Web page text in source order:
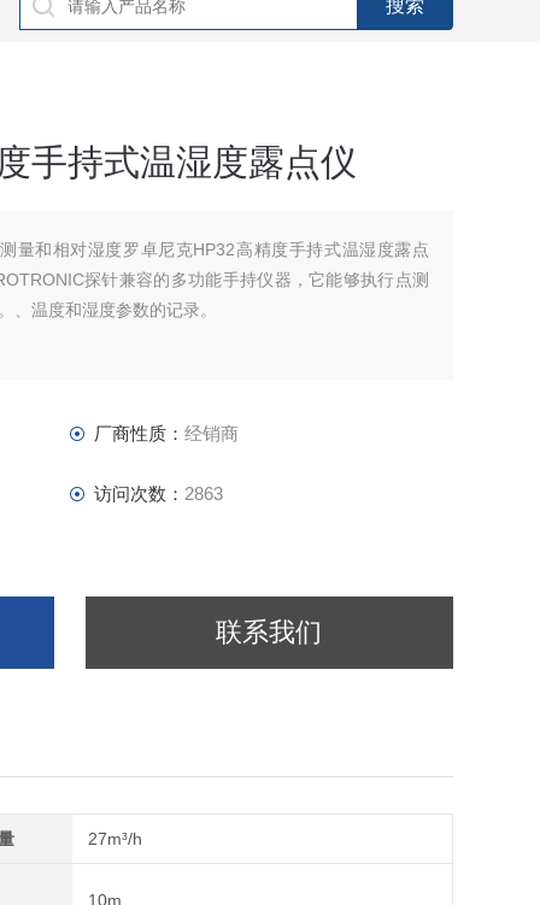
手持式温湿度露点仪
量和相对湿度罗卓尼克HP32高精度手持式温湿度露点
探针兼容的多功能手持仪器，它能够执行点测
、温度和湿度参数的记录。
厂商性质： 经销商
访问次数： 2863
联系我们
27m³/h
10m